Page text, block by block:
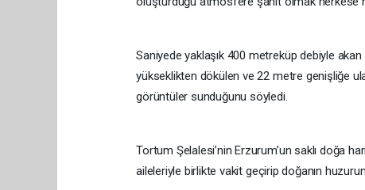
Saniyede yaklaşık 400 metreküp debiyle
yükseklikten dökülen ve 22 metre genişliğe
görüntüler sunduğunu söyledi.
Tortum Şelalesi’nin Erzurum’un saklı doğa
aileleriyle birlikte vakit geçirip doğanın